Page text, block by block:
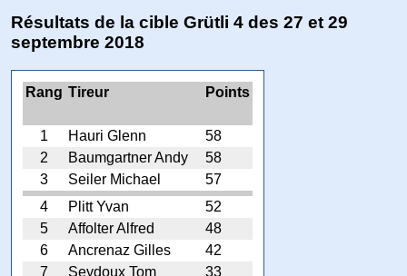
Résultats de la cible Grütli 4 des 27 et 29
septembre 2018
Rang Tireur Points
1 Hauri Glenn
58
2
Baumgartner Andy
58
3
Seiler Michael
57
4
Plitt Yvan
52
5
Affolter Alfred
48
6
Ancrenaz Gilles
42
7
Seydoux Tom 33